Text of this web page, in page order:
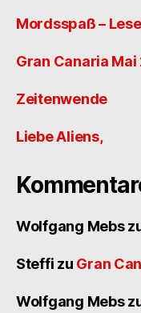
Mordsspaß –
Gran Canaria
Zeitenwende
Liebe Aliens,
Wolfgang Mebs
Steffi zu Gran
Wolfgang Mebs